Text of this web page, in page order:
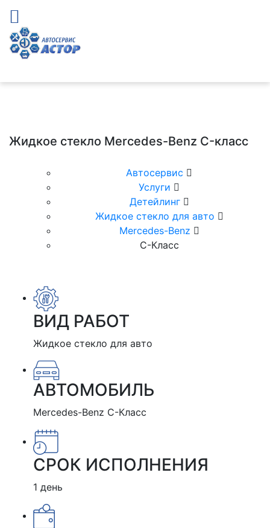
Жидкое стекло Mercedes-Benz C-класс
Автосервис
Услуги
Детейлинг
Жидкое стекло для авто
Mercedes-Benz
C-Класс
ВИД РАБОТ
Жидкое стекло для авто
АВТОМОБИЛЬ
Mercedes-Benz C-Класс
СРОК ИСПОЛНЕНИЯ
1 день